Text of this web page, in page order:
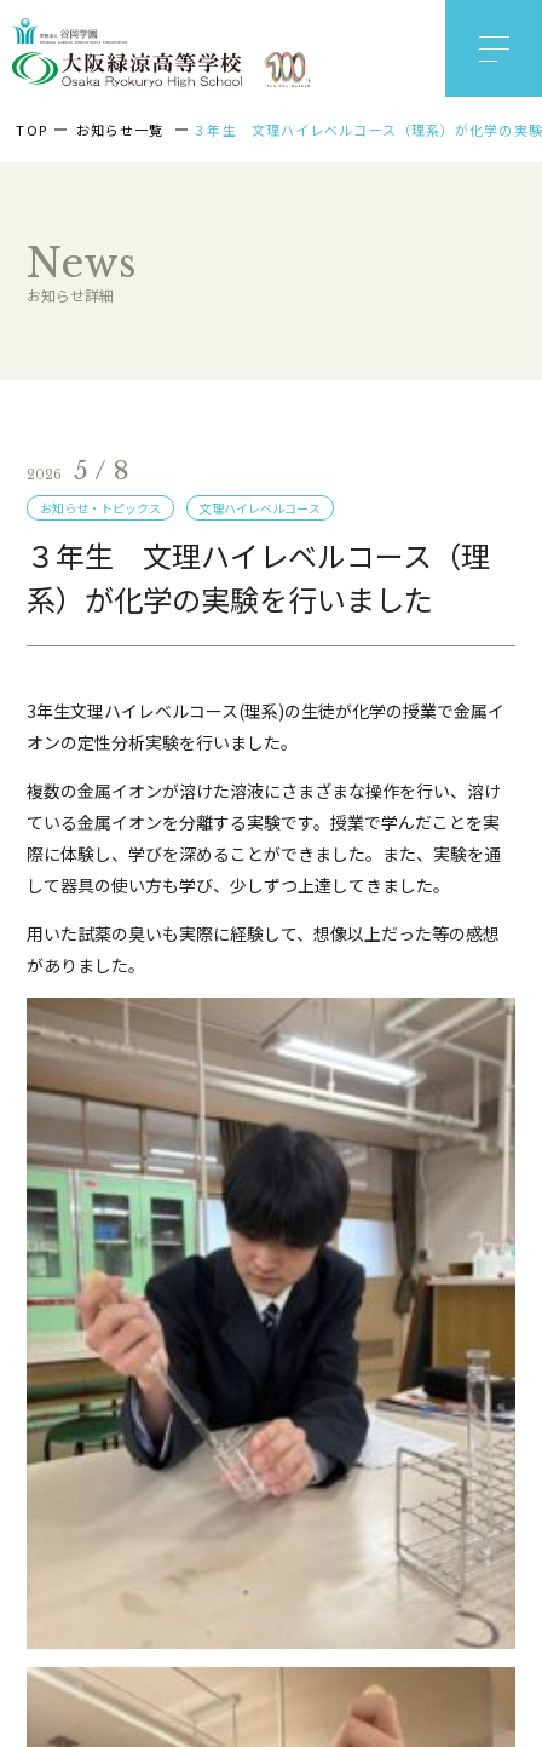
TOP お知らせ一覧 ３年生 文理ハイレベルコース（理系）が化学の実
News
お知らせ詳細
2026 5 / 8
お知らせ・トピックス 文理ハイレベルコース
３年生 文理ハイレベルコース（理
系）が化学の実験を行いました
3年生文理ハイレベルコース(理系)の生徒が化学の授業で金属イ
オンの定性分析実験を行いました。
複数の金属イオンが溶けた溶液にさまざまな操作を行い、溶け
ている金属イオンを分離する実験です。授業で学んだことを実
際に体験し、学びを深めることができました。また、実験を通
して器具の使い方も学び、少しずつ上達してきました。
用いた試薬の臭いも実際に経験して、想像以上だった等の感想
がありました。